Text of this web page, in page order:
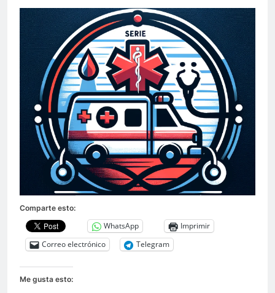
Comparte esto:
WhatsApp
Imprimir
Correo electrónico
Telegram
Me gusta esto: